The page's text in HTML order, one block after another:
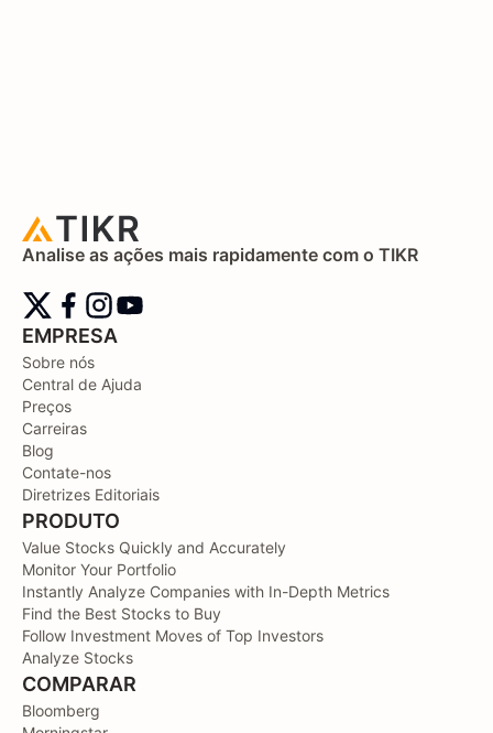
Analise as ações mais rapidamente com o TIKR
EMPRESA
Sobre nós
Central de Ajuda
Preços
Carreiras
Blog
Contate-nos
Diretrizes Editoriais
PRODUTO
Value Stocks Quickly and Accurately
Monitor Your Portfolio
Instantly Analyze Companies with In-Depth Metrics
Find the Best Stocks to Buy
Follow Investment Moves of Top Investors
Analyze Stocks
COMPARAR
Bloomberg